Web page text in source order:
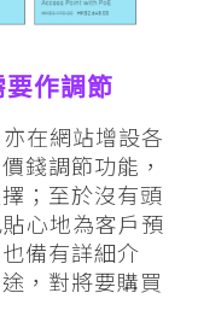
作調節
在網站增設各
錢調節功能，
；至於沒有頭
心地為客戶預
備有詳細介
，對將要購買